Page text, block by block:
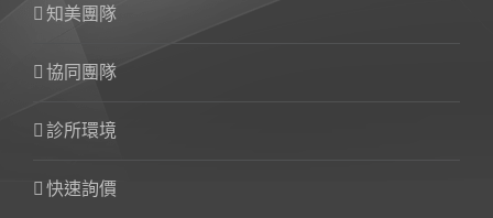
知美團隊
協同團隊
診所環境
快速詢價